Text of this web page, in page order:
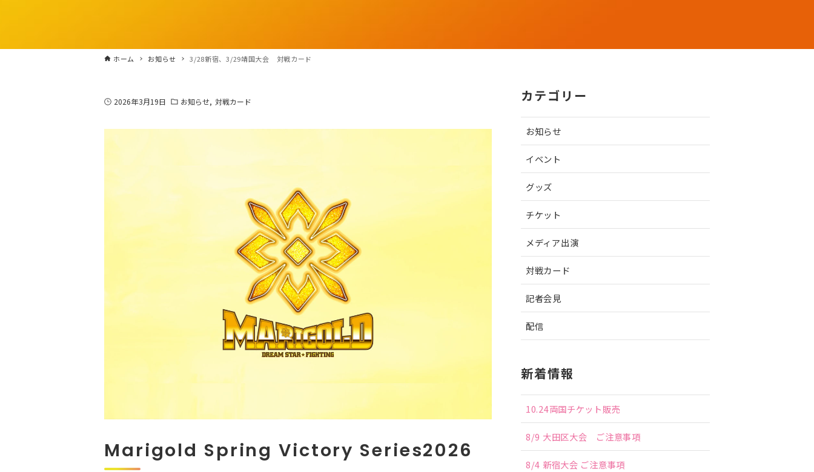
ホーム お知らせ 3/28新宿、3/29靖国大会 対戦カード
2026年3月19日 お知らせ 対戦カード
Marigold Spring Victory Series2026
カテゴリー
お知らせ
イベント
グッズ
チケット
メディア出演
対戦カード
記者会見
配信
新着情報
10.24両国チケット販売
8/9 大田区大会 ご注意事項
8/4 新宿大会 ご注意事項